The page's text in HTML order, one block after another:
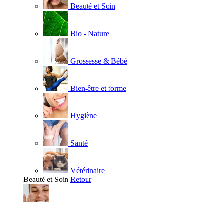
Beauté et Soin
Bio - Nature
Grossesse & Bébé
Bien-être et forme
Hygiène
Santé
Vétérinaire
Beauté et Soin Retour